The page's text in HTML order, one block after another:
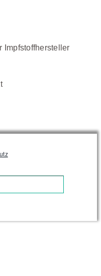
Impfstoffhersteller